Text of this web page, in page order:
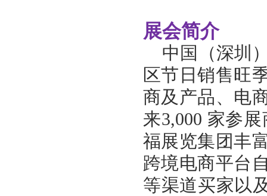
展会简介
中国（深圳
区节日销售旺
商及产品、电
来3,000 家参
福展览集团丰
跨境电商平台
等渠道买家以